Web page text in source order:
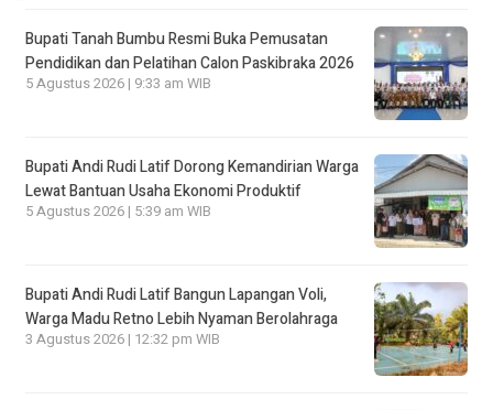
Bupati Tanah Bumbu Resmi Buka Pemusatan
Pendidikan dan Pelatihan Calon Paskibraka 2026
5 Agustus 2026 | 9:33 am WIB
Bupati Andi Rudi Latif Dorong Kemandirian Warga
Lewat Bantuan Usaha Ekonomi Produktif
5 Agustus 2026 | 5:39 am WIB
Bupati Andi Rudi Latif Bangun Lapangan Voli,
Warga Madu Retno Lebih Nyaman Berolahraga
3 Agustus 2026 | 12:32 pm WIB